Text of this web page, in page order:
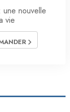
nouvelle
vie